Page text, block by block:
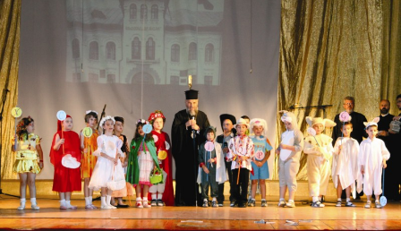
2025
2024
2022
2021
2020
2019